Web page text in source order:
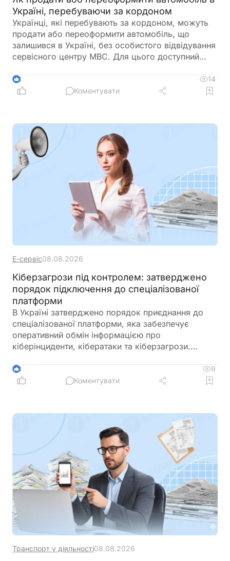
Україні, перебуваючи за кордоном
Українці, які перебувають за кордоном, можуть
продати або переоформити автомобіль, що
залишився в Україні, без особистого відвідування
сервісного центру МВС. Для цього доступний
довіреності на уповноваженого представника
3
14
Коментувати
Е-сервіс08.08.2026
Кіберзагрози під контролем: затверджено
порядок підключення до спеціалізованої
платформи
В Україні затверджено порядок приєднання до
спеціалізованої платформи, яка забезпечує
оперативний обмін інформацією про
кіберінциденти, кібератаки та кіберзагрози.
між державними органами, операторами
критичної інфраструктури та іншими суб’єктами
3
9
Коментувати
Транспорт у діяльності08.08.2026